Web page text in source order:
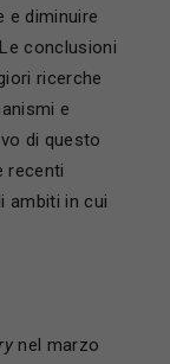
e diminuire
conclusioni
ricerche
e
di questo
recenti
ambiti in cui
nel marzo